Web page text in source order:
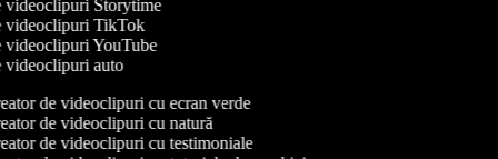
videoclipuri Storytime
videoclipuri TikTok
videoclipuri YouTube
videoclipuri auto
de videoclipuri cu ecran verde
de videoclipuri cu natură
de videoclipuri cu testimoniale